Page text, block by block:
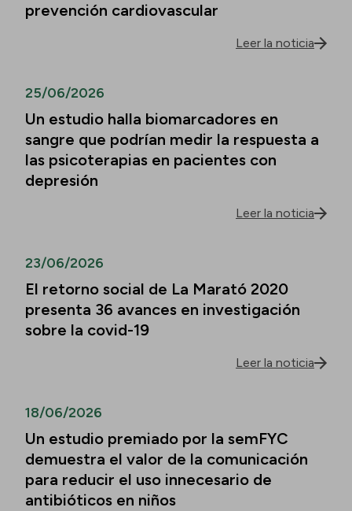
prevención cardiovascular
Leer la noticia
25/06/2026
Un estudio halla biomarcadores en
sangre que podrían medir la respuesta a
las psicoterapias en pacientes con
depresión
Leer la noticia
23/06/2026
El retorno social de La Marató 2020
presenta 36 avances en investigación
sobre la covid-19
Leer la noticia
18/06/2026
Un estudio premiado por la semFYC
demuestra el valor de la comunicación
para reducir el uso innecesario de
antibióticos en niños